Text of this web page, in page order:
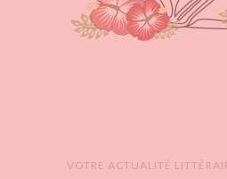
VOTRE ACTUALITÉ